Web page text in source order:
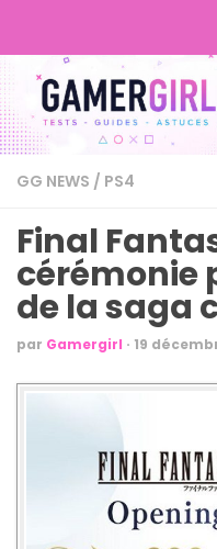
GG NEWS / PS4
Final
cérémonie
de la saga
par Gamergirl · 19